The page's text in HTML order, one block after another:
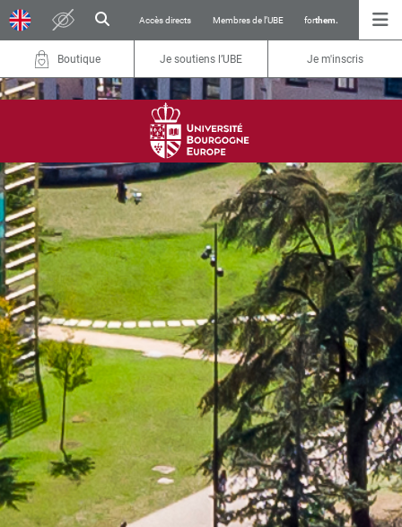
Accès directs Membres de l’UBE forthem.
Boutique Je soutiens l’UBE Je m'inscris